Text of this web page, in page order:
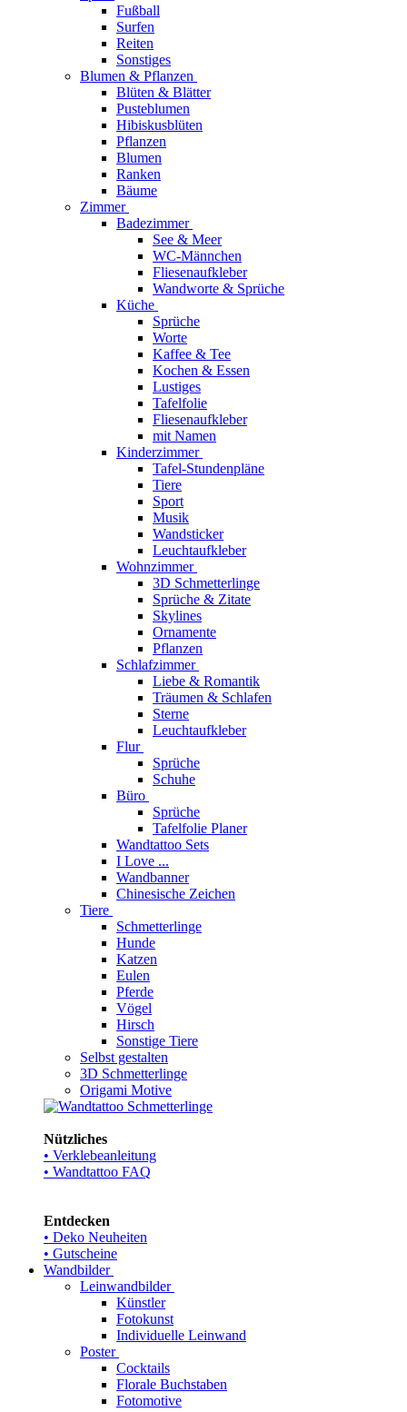
Fußball
Surfen
Reiten
Sonstiges
Blumen & Pflanzen
Blüten & Blätter
Pusteblumen
Hibiskusblüten
Pflanzen
Blumen
Ranken
Bäume
Zimmer
Badezimmer
See & Meer
WC-Männchen
Fliesenaufkleber
Wandworte & Sprüche
Küche
Sprüche
Worte
Kaffee & Tee
Kochen & Essen
Lustiges
Tafelfolie
Fliesenaufkleber
mit Namen
Kinderzimmer
Tafel-Stundenpläne
Tiere
Sport
Musik
Wandsticker
Leuchtaufkleber
Wohnzimmer
3D Schmetterlinge
Sprüche & Zitate
Skylines
Ornamente
Pflanzen
Schlafzimmer
Liebe & Romantik
Träumen & Schlafen
Sterne
Leuchtaufkleber
Flur
Sprüche
Schuhe
Büro
Sprüche
Tafelfolie Planer
Wandtattoo Sets
I Love ...
Wandbanner
Chinesische Zeichen
Tiere
Schmetterlinge
Hunde
Katzen
Eulen
Pferde
Vögel
Hirsch
Sonstige Tiere
Selbst gestalten
3D Schmetterlinge
Origami Motive
Nützliches
• Verklebeanleitung
• Wandtattoo FAQ
Entdecken
• Deko Neuheiten
• Gutscheine
Wandbilder
Leinwandbilder
Künstler
Fotokunst
Individuelle Leinwand
Poster
Cocktails
Florale Buchstaben
Fotomotive